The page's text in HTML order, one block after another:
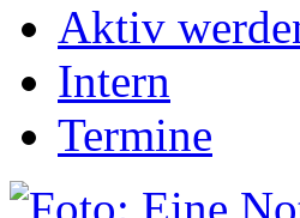
Aktiv
Intern
Termine